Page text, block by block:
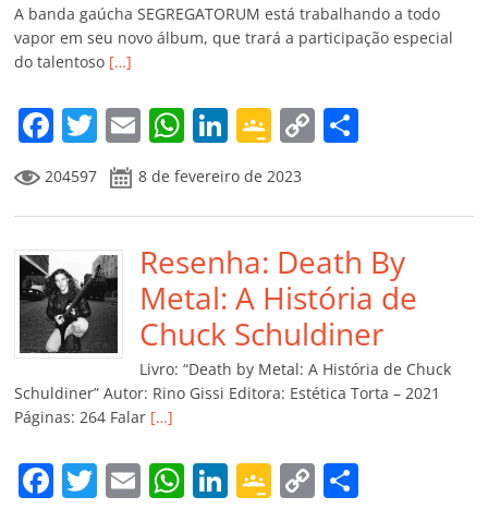
A banda gaúcha SEGREGATORUM está trabalhando a todo
vapor em seu novo álbum, que trará a participação especial
do talentoso […]
F
a
c
e
b
o
o
k
T
w
itt
er
E
m
ai
l
W
at
s
A
p
p
Li
k
e
dI
n
G
o
o
gl
e
Cl
a
ss
ro
m
C
y
Li
n
k
p
ar
til
h
ar
204597 8 de fevereiro de 2023
Resenha: Death By
Metal: A História de
Chuck Schuldiner
Livro: “Death by Metal: A História de Chuck
Schuldiner” Autor: Rino Gissi Editora: Estética Torta – 2021
Páginas: 264 Falar […]
F T E W Li G C